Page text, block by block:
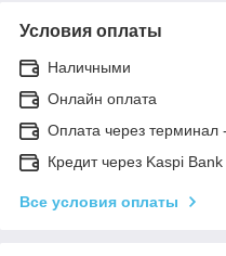
Условия оплаты
Наличными
Онлайн оплата
Оплата через терминал
Кредит через Kaspi Bank
Все условия оплаты